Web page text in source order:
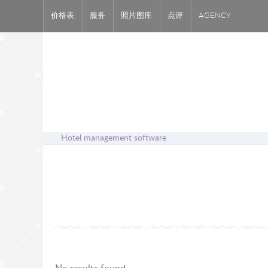
价格表 服务 照片图库 点评 AGENCY
Hotel management software